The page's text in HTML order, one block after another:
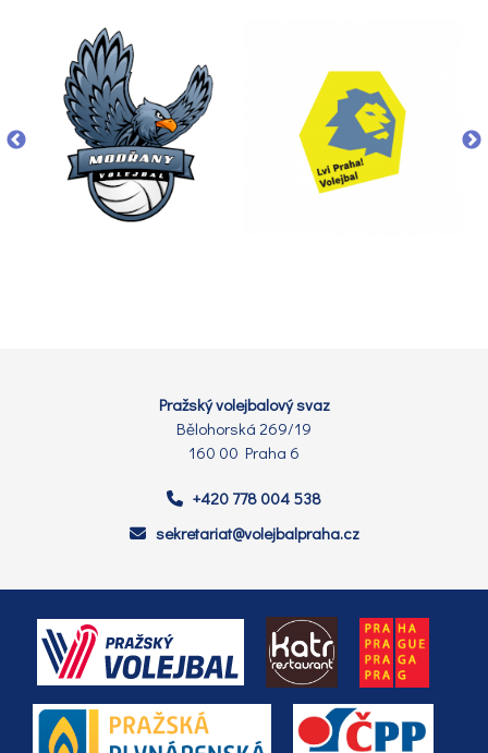
Pražský volejbalový svaz
Bělohorská 269/19
160 00 Praha 6
+420 778 004 538
sekretariat@volejbalpraha.cz